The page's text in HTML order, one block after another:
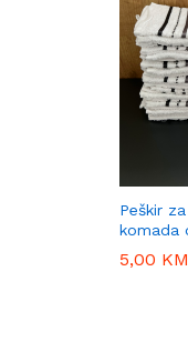
Peškir
komada
5,00 KM
5,00 KM